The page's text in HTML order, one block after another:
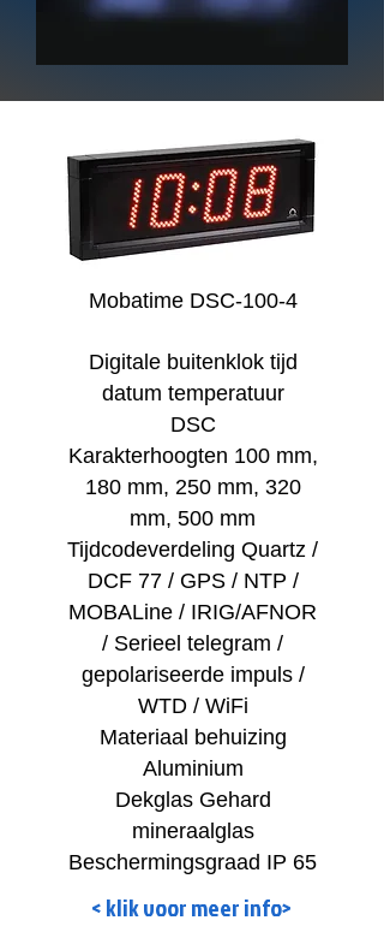
Mobatime DSC-100-4
Digitale buitenklok tijd
datum temperatuur
DSC
Karakterhoogten 100 mm,
180 mm, 250 mm, 320
mm, 500 mm
Tijdcodeverdeling Quartz /
DCF 77 / GPS / NTP /
MOBALine / IRIG/AFNOR
/ Serieel telegram /
gepolariseerde impuls /
WTD / WiFi
Materiaal behuizing
Aluminium
Dekglas Gehard
mineraalglas
Beschermingsgraad IP 65
< klik voor meer info>